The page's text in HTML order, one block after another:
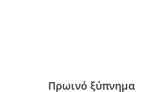
Πρωινό ξύπνημα